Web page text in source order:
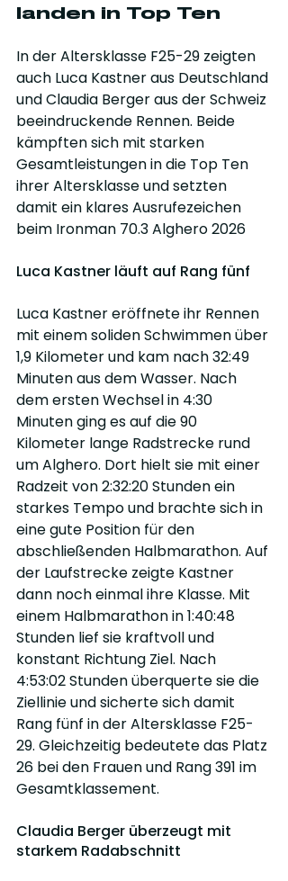
landen in Top Ten
In der Altersklasse F25-29 zeigten
auch Luca Kastner aus Deutschland
und Claudia Berger aus der Schweiz
beeindruckende Rennen. Beide
kämpften sich mit starken
Gesamtleistungen in die Top Ten
ihrer Altersklasse und setzten
damit ein klares Ausrufezeichen
beim Ironman 70.3 Alghero 2026
Luca Kastner läuft auf Rang fünf
Luca Kastner eröffnete ihr Rennen
mit einem soliden Schwimmen über
1,9 Kilometer und kam nach 32:49
Minuten aus dem Wasser. Nach
dem ersten Wechsel in 4:30
Minuten ging es auf die 90
Kilometer lange Radstrecke rund
um Alghero. Dort hielt sie mit einer
Radzeit von 2:32:20 Stunden ein
starkes Tempo und brachte sich in
eine gute Position für den
abschließenden Halbmarathon. Auf
der Laufstrecke zeigte Kastner
dann noch einmal ihre Klasse. Mit
einem Halbmarathon in 1:40:48
Stunden lief sie kraftvoll und
konstant Richtung Ziel. Nach
4:53:02 Stunden überquerte sie die
Ziellinie und sicherte sich damit
Rang fünf in der Altersklasse F25-
29. Gleichzeitig bedeutete das Platz
26 bei den Frauen und Rang 391 im
Gesamtklassement.
Claudia Berger überzeugt mit
starkem Radabschnitt